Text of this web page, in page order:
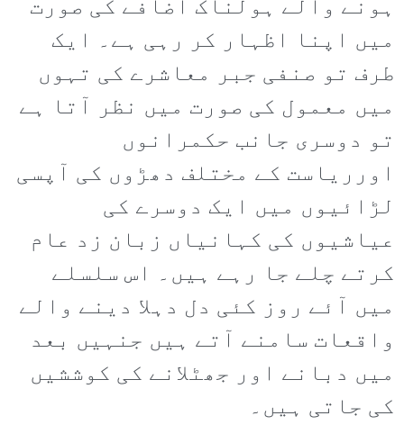
ہونے والے ہولناک اضافے کی صورت
میں اپنا اظہار کر رہی ہے۔ ایک
طرف تو صنفی جبر معاشرے کی تہوں
میں معمول کی صورت میں نظر آتا ہے
تو دوسری جانب حکمرانوں
اورریاست کے مختلف دھڑوں کی آپسی
لڑائیوں میں ایک دوسرے کی
عیاشیوں کی کہانیاں زبان زد عام
کرتے چلے جا رہے ہیں۔ اس سلسلے
میں آئے روز کئی دل دہلا دینے والے
واقعات سامنے آتے ہیں جنہیں بعد
میں دبانے اور جھٹلانے کی کوششیں
کی جاتی ہیں۔